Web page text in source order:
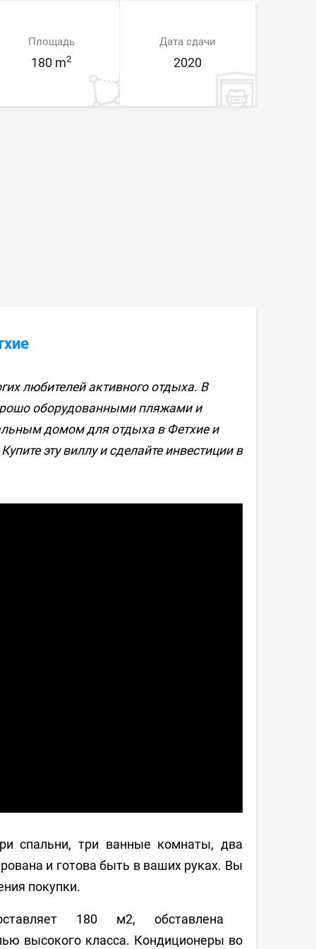
Площадь
180 m2
Дата сдачи
2020
любителей активного отдыха. В
оборудованными пляжами и
домом для отдыха в Фетхие и
эту виллу и сделайте инвестиции в
спальни, три ванные комнаты, два
и готова быть в ваших руках. Вы
покупки.
180 м2, обставлена
высокого класса. Кондиционеры во